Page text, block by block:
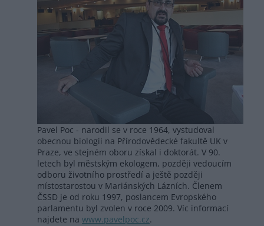
Pavel Poc - narodil se v roce 1964, vystudoval
obecnou biologii na Přírodovědecké fakultě UK v
Praze, ve stejném oboru získal i doktorát. V 90.
letech byl městským ekologem, později vedoucím
odboru životního prostředí a ještě později
místostarostou v Mariánských Lázních. Členem
ČSSD je od roku 1997, poslancem Evropského
parlamentu byl zvolen v roce 2009. Víc informací
najdete na www.pavelpoc.cz.